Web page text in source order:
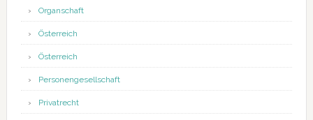
Organschaft
Österreich
Österreich
Personengesellschaft
Privatrecht